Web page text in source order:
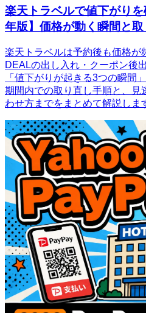
楽天トラベルで値下がり
年版】価格が動く瞬間と
楽天トラベルは予約後も価格が
DEALの出し入れ・クーポン後
「値下がりが起きる3つの瞬間
期間内での取り直し手順と、見
わせ方までをまとめて解説しま